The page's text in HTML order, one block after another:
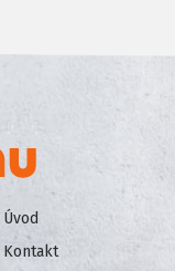
Úvod
Kontakt